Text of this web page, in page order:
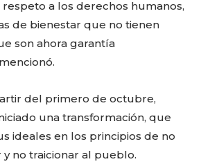
a los derechos humanos,
de bienestar que no tienen
son ahora garantía
del primero de octubre,
una transformación, que
ideales en los principios de no
no traicionar al pueblo.